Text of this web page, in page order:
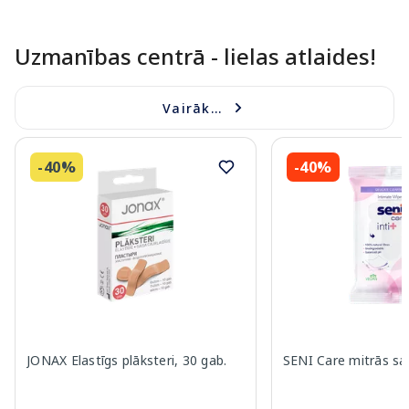
Uzmanības centrā - lielas atlaides!
Vairāk...
-40%
JONAX Elastīgs plāksteri, 30 gab.
-40%
SENI Care mitrās